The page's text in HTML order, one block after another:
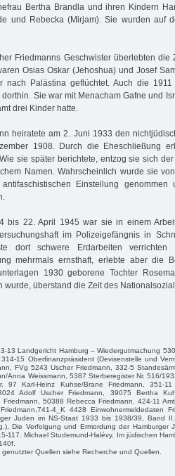
Bertha Brandla und ihren Kindern
und Rebecka (Mirjam). Sie wurden auf
Friedmanns Geschwister überlebten die
Osias Oskar (Jehoshua) und Josef
nach Palästina geflüchtet. Auch die
Sie war mit Menacham Gafne und
drei Kinder hatte.
heiratete am 2. Juni 1933 den
1908. Durch die Eheschließung
sie später berichtete, entzog sie sich
Namen. Wahrscheinlich wurde sie
Einstellung
bis 22. April 1945 war sie in einem
im Polizeigefängnis in
dort schwere Erdarbeiten verrichten
mehrmals ernsthaft, erlebte aber die
1930 geborene Tochter
wurde, überstand die Zeit des
13 Landgericht Hamburg – Wiedergutmachung
15 Oberfinanzpräsident (Devisenstelle und
FVg 5243 Uscher Friedmann, 332-5
Anna Weissmann, 5387 Sterberegister Nr. 516/
97 Karl-Heinz Kuhse/Brane Friedmann, 351-
Adolf Uscher Friedmann, 39075 Bertha
50388 Rebecca Friedmann, 424-11
4_K 4428 Einwohnermeldedaten
Juden im NS-Staat 1933 bis 1938/39, Band
Die Verfolgung und Ermordung der Hamburger
117. Michael Studemund-Halévy, Im jüdischen
Quellen siehe Recherche und Quellen.